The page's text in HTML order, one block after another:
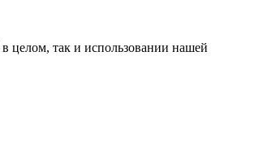
в целом, так и использовании нашей